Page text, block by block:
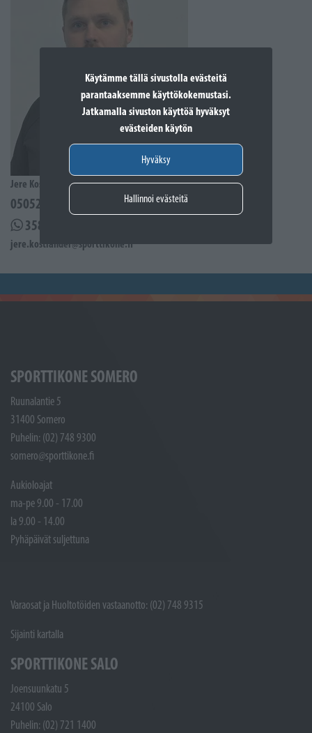
Käytämme tällä sivustolla evästeitä
parantaaksemme käyttökokemustasi.
Jatkamalla sivuston käyttöä hyväksyt
evästeiden käytön
Hyväksy
Hallinnoi evästeitä
Jere Kostiander
0505285939
358505285939
jere.kostiander@sporttikone.fi
SPORTTIKONE SOMERO
Ruunalantie 5
31400 Somero
Puhelin: (02) 748 9300
somero@sporttikone.fi
Aukioloajat
ma-pe 9.00 - 17.00
la 9.00 - 14.00
Pyhäpäivät suljettuna
Varaosat ja Huoltotöiden vastaanotto: (02) 748 9315
Sijainti kartalla
SPORTTIKONE SALO
Joensuunkatu 5
24100 Salo
Puhelin: (02) 721 1400